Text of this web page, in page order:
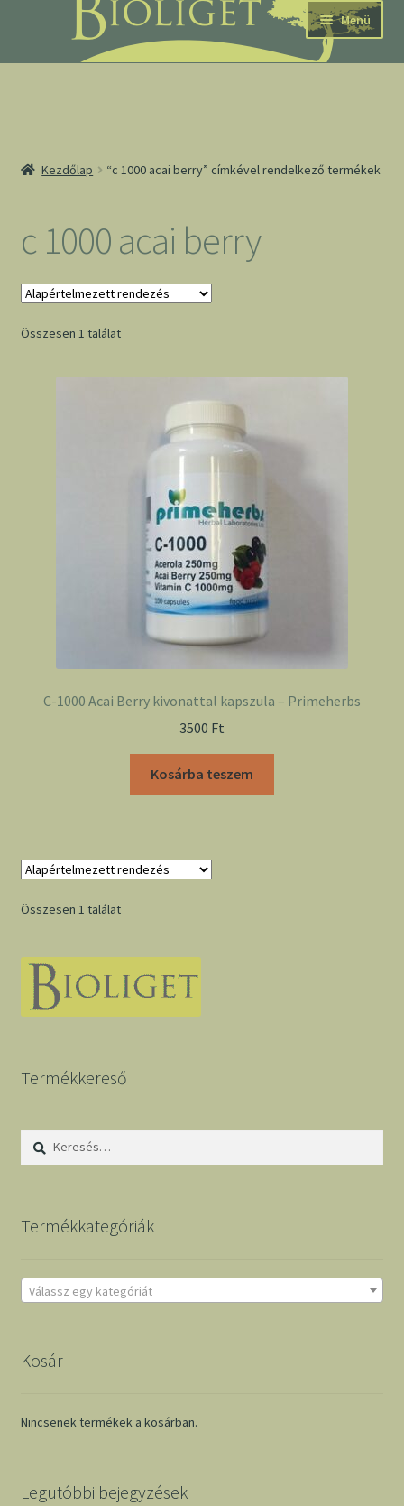
navigációhoz
tartalomba
Menü
Kezdőlap “c 1000 acai berry” címkével rendelkező termékek
c 1000 acai berry
Összesen 1 találat
C-1000 Acai Berry kivonattal kapszula – Primeherbs
3500 Ft
Kosárba teszem
Összesen 1 találat
Termékkereső
Keresés:
Termékkategóriák
Válassz egy kategóriát
Kosár
Nincsenek termékek a kosárban.
Legutóbbi bejegyzések